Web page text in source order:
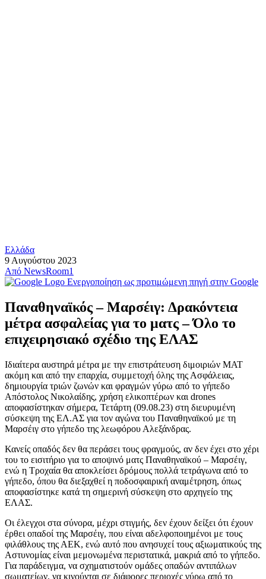
Ελλάδα
9 Αυγούστου 2023
Από NewsRoom1
Ενεργοποίηση ως προτιμώμενη πηγή στην Google
Παναθηναϊκός – Μαρσέιγ: Δρακόντεια
μέτρα ασφαλείας για το ματς – Όλο το
επιχειρησιακό σχέδιο της ΕΛΑΣ
Ιδιαίτερα αυστηρά μέτρα με την επιστράτευση διμοιριών ΜΑΤ
ακόμη και από την επαρχία, συμμετοχή όλης της Ασφάλειας,
δημιουργία τριών ζωνών και φραγμών γύρω από το γήπεδο
Απόστολος Νικολαίδης, χρήση ελικοπτέρων και drones
αποφασίστηκαν σήμερα, Τετάρτη (09.08.23) στη διευρυμένη
σύσκεψη της ΕΛ.ΑΣ για τον αγώνα του Παναθηναϊκού με τη
Μαρσέιγ στο γήπεδο της λεωφόρου Αλεξάνδρας.
Κανείς οπαδός δεν θα περάσει τους φραγμούς, αν δεν έχει στο χέρι
του το εισιτήριο για το αποψινό ματς Παναθηναϊκού – Μαρσέιγ,
ενώ η Τροχαία θα αποκλείσει δρόμους πολλά τετράγωνα από το
γήπεδο, όπου θα διεξαχθεί η ποδοσφαιρική αναμέτρηση, όπως
αποφασίστηκε κατά τη σημερινή σύσκεψη στο αρχηγείο της
ΕΛΑΣ.
Οι έλεγχοι στα σύνορα, μέχρι στιγμής, δεν έχουν δείξει ότι έχουν
έρθει οπαδοί της Μαρσέιγ, που είναι αδελφοποιημένοι με τους
φιλάθλους της ΑΕΚ, ενώ αυτό που ανησυχεί τους αξιωματικούς της
Αστυνομίας είναι μεμονωμένα περιστατικά, μακριά από το γήπεδο.
Για παράδειγμα, να σχηματιστούν ομάδες οπαδών αντιπάλων
σωματείων, να κινούνται σε διάφορες περιοχές γύρω από το